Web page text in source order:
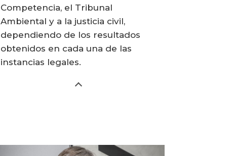
Competencia, el Tribunal
Ambiental y a la justicia civil,
dependiendo de los resultados
obtenidos en cada una de las
instancias legales.